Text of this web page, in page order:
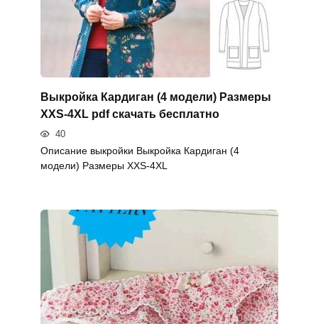
Выкройка Кардиган (4 модели) Размеры
XXS-4XL pdf скачать бесплатно
40
Описание выкройки Выкройка Кардиган (4
модели) Размеры XXS-4XL